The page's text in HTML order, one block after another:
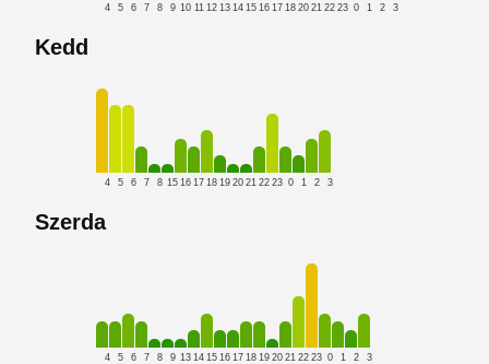
4 5 6 7 8 9 10 11 12 13 14 15 16 17 18 20 21 22 23 0 1 2 3
Kedd
4 5 6 7 8 15 16 17 18 19 20 21 22 23 0 1 2 3
Szerda
4 5 6 7 8 9 13 14 15 16 17 18 19 20 21 22 23 0 1 2 3